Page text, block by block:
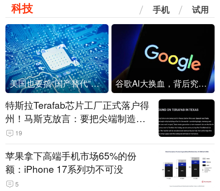
科技 手机 试用
美国也要搞“国产替代”？先算清三笔账 谷歌AI大换血，背后究竟发生了什么？
特斯拉Terafab芯片工厂正式落户得
州！马斯克放言：要把尖端制造带
回美国
19
苹果拿下高端手机市场65%的份
额：iPhone 17系列功不可没
5